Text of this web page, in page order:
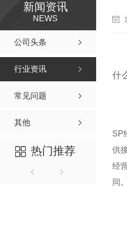
新闻资讯
NEWS
公司头条
行业资讯
常见问题
其他
热门推荐
什
SP
供
经
同。